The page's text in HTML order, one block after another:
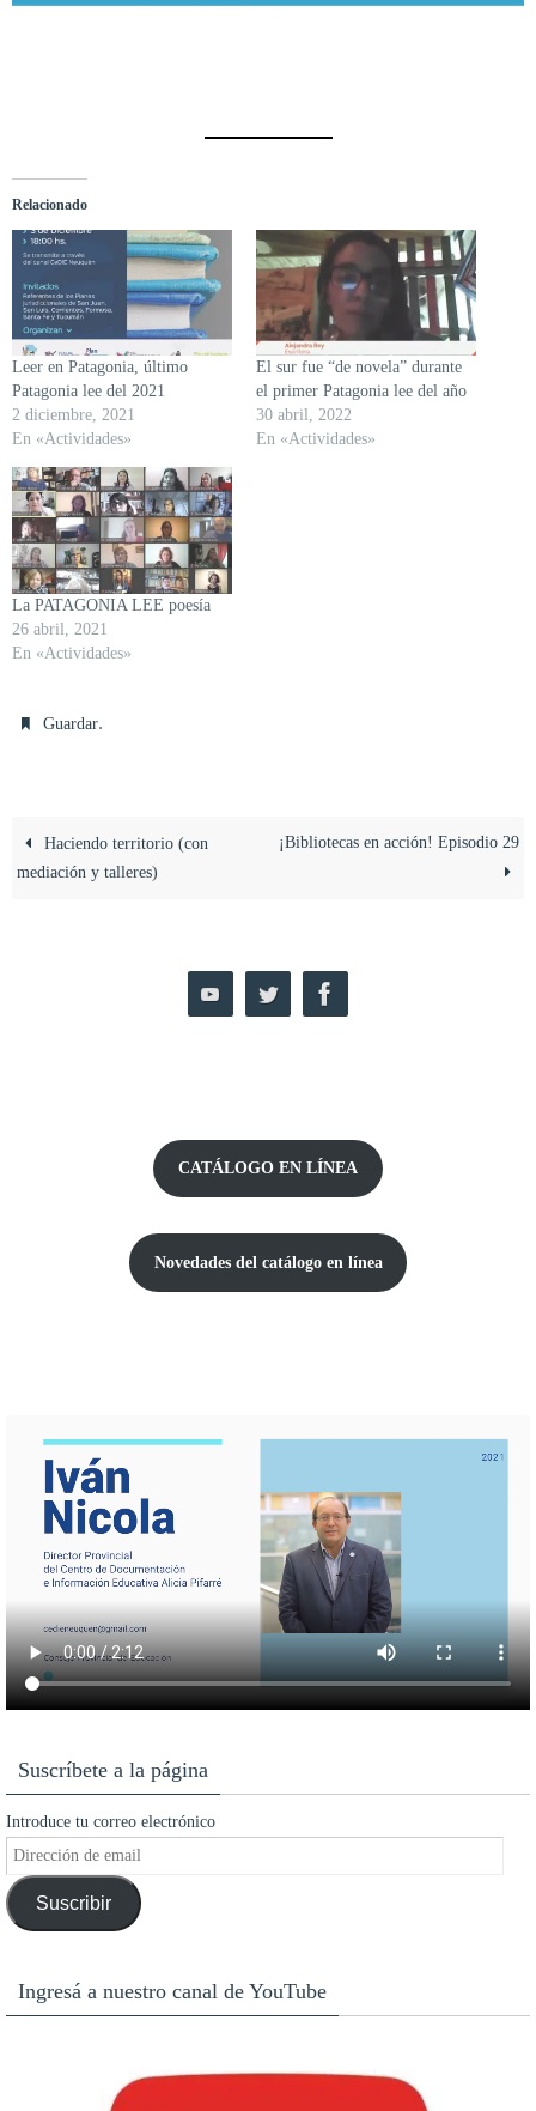
Relacionado
Leer en Patagonia, último
Patagonia lee del 2021
2 diciembre, 2021
En «Actividades»
El sur fue “de novela” durante
el primer Patagonia lee del año
30 abril, 2022
En «Actividades»
La PATAGONIA LEE poesía
26 abril, 2021
En «Actividades»
Guardar.
Haciendo territorio (con
mediación y talleres)
¡Bibliotecas en acción! Episodio 29
CATÁLOGO EN LÍNEA
Novedades del catálogo en línea
Suscríbete a la página
Introduce tu correo electrónico
Dirección
de
emailSuscribir
Ingresá a nuestro canal de YouTube